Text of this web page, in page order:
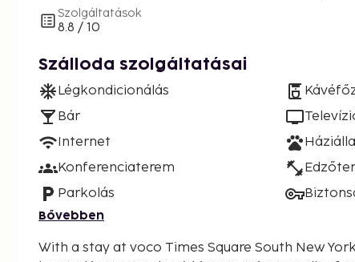
Szolgáltatások
8.8 / 10
Szálloda szolgáltatásai
Légkondicionálás
Bár
Internet
Konferenciaterem
Parkolás
Bővebben
With a stay at voco Times Square South New